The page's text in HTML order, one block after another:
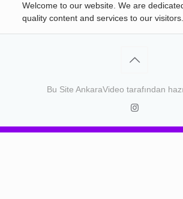
Welcome to our website. We are
quality content and services to our visitors.
Bu Site AnkaraVideo tarafından